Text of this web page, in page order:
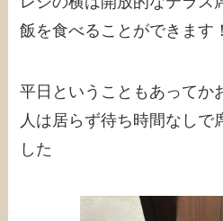
飯を食べることができます！
平日ということもあってか
人は居らず待ち時間なしで
した